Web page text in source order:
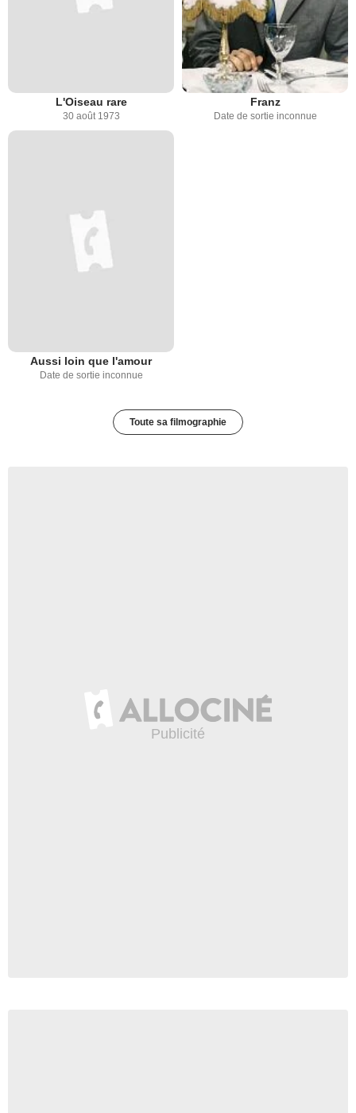
L'Oiseau rare
30 août 1973
Franz
Date de sortie inconnue
Aussi loin que l'amour
Date de sortie inconnue
Toute sa filmographie